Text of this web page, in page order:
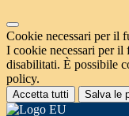
Cookie necessari per il
I cookie necessari per il
disabilitati. È possibile
policy.
Accetta tutti Salva le